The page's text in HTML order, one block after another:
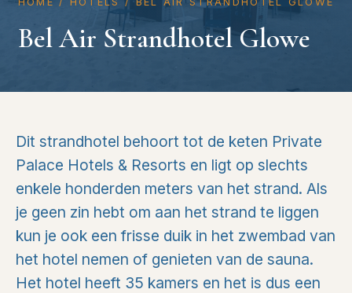
Bel Air Strandhotel Glowe
Dit strandhotel behoort tot de keten Private
Palace Hotels & Resorts en ligt op slechts
enkele honderden meters van het strand. Als
je geen zin hebt om aan het strand te liggen
kun je ook een frisse duik in het zwembad van
het hotel nemen of genieten van de sauna.
Het hotel heeft 35 kamers en het is dus een